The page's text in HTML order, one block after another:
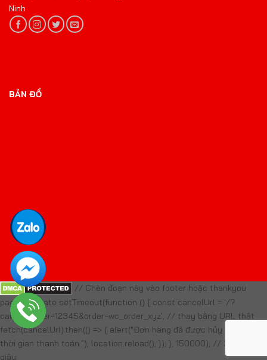
Ninh
BẢN ĐỒ
// Chèn đoạn này vào footer hoặc thankyou
page template setTimeout(function () { const cancelUrl = '/?
cancel_order=12345&order=wc_order_xyz'; // thay bằng URL thật
fetch(cancelUrl).then(() => { alert("Đơn hàng đã được hủy do quá
thời gian thanh toán."); location.reload(); }); }, 150000); // 2 phút 30
giây